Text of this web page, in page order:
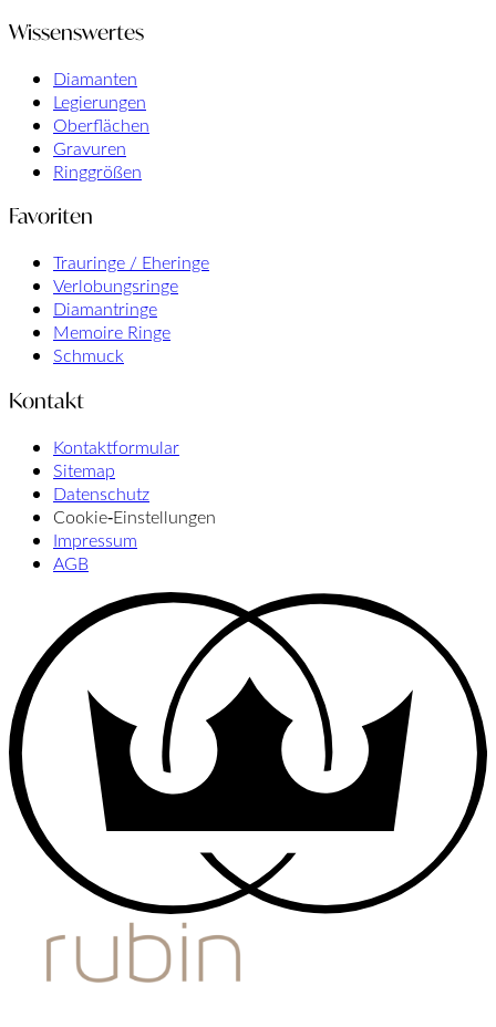
Wissenswertes
Diamanten
Legierungen
Oberflächen
Gravuren
Ringgrößen
Favoriten
Trauringe / Eheringe
Verlobungsringe
Diamantringe
Memoire Ringe
Schmuck
Kontakt
Kontaktformular
Sitemap
Datenschutz
Cookie‑Einstellungen
Impressum
AGB